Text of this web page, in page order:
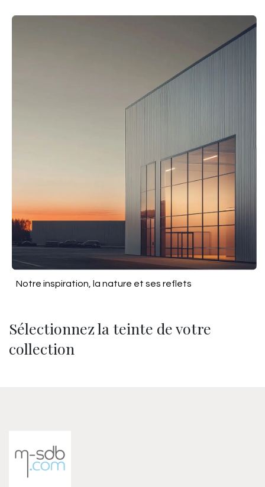
Sélectionnez la teinte de votre
collection
Notre inspiration, la nature et ses reflets